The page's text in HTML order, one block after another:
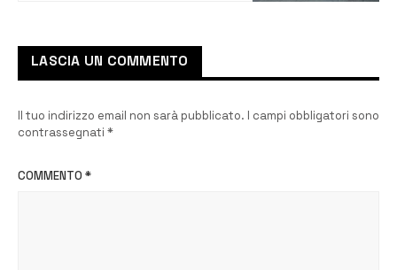
LASCIA UN COMMENTO
Il tuo indirizzo email non sarà pubblicato. I campi obbligatori sono
contrassegnati *
COMMENTO *